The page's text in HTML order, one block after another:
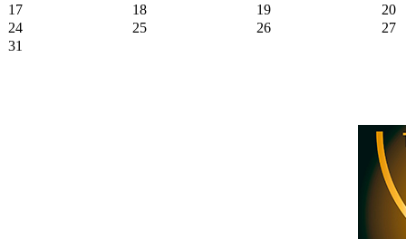
17
18 19
20
24
25 26
27
31